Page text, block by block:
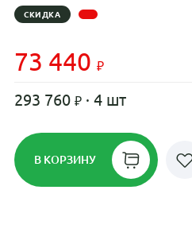
СКИДКА
73 440
293 760 · 4 шт
В КОРЗИНУ